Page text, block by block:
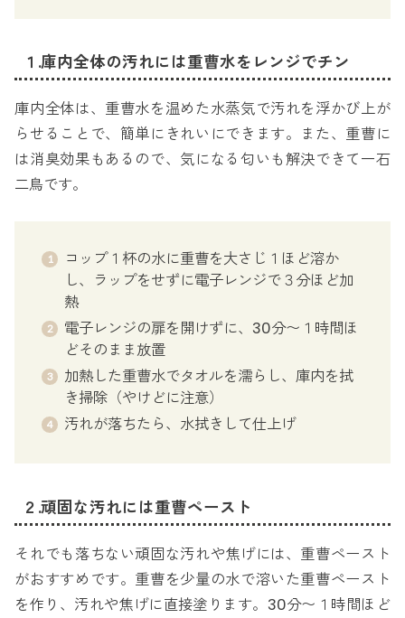
１.庫内全体の汚れには重曹水をレンジでチン
庫内全体は、重曹水を温めた水蒸気で汚れを浮かび上が
らせることで、簡単にきれいにできます。また、重曹に
は消臭効果もあるので、気になる匂いも解決できて一石
二鳥です。
コップ１杯の水に重曹を大さじ１ほど溶か
し、ラップをせずに電子レンジで３分ほど加
熱
電子レンジの扉を開けずに、30分〜１時間ほ
どそのまま放置
加熱した重曹水でタオルを濡らし、庫内を拭
き掃除（やけどに注意）
汚れが落ちたら、水拭きして仕上げ
２.頑固な汚れには重曹ペースト
それでも落ちない頑固な汚れや焦げには、重曹ペースト
がおすすめです。重曹を少量の水で溶いた重曹ペースト
を作り、汚れや焦げに直接塗ります。30分〜１時間ほど